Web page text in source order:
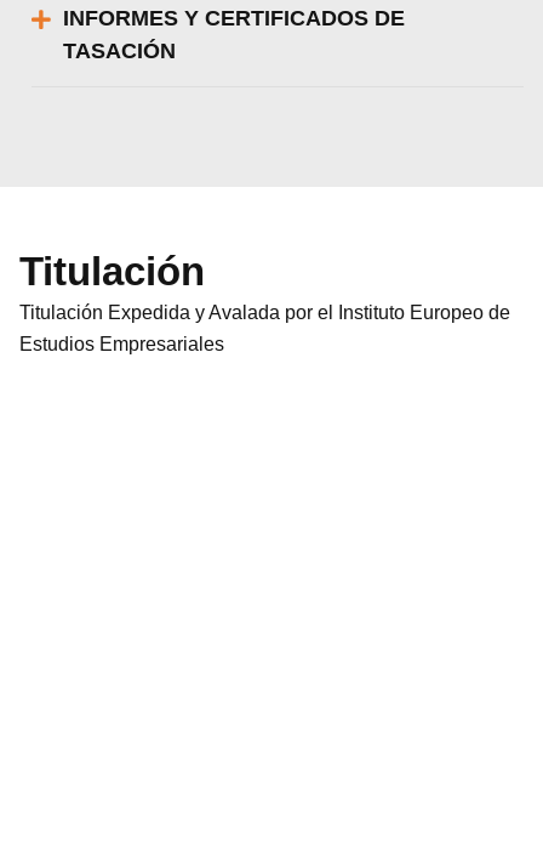
INFORMES Y CERTIFICADOS DE
TASACIÓN
Titulación
Titulación Expedida y Avalada por el Instituto Europeo de
Estudios Empresariales